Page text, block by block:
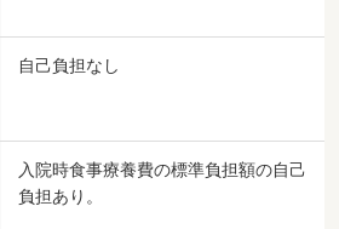
自己負担なし
入院時食事療養費の標準負担額の自己
負担あり。